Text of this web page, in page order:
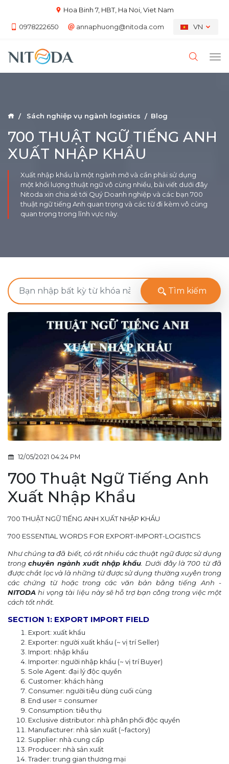
Hoa Binh 7, HBT, Ha Noi, Viet Nam
0978222650 annaphuong@nitoda.com VN
Sách nghiệp vụ ngành logistics Blog
700 THUẬT NGỮ TIẾNG ANH
XUẤT NHẬP KHẨU
Xuất nhập khẩu là một ngành mở và cần phải sử dụng
một khối lượng thuật ngữ vô cùng nhiều, bài viết dưới đây
Nitoda xin chia sẻ tới Quý Doanh nghiệp và các bạn 700
thuật ngữ tiếng Anh quan trọng và các từ đi kèm vô cùng
quan trọng trong lĩnh vực này.
Tìm kiếm
12/05/2021 04:24 PM
700 Thuật Ngữ Tiếng Anh
Xuất Nhập Khẩu
700 THUẬT NGỮ TIẾNG ANH XUẤT NHẬP KHẨU
700 ESSENTIAL WORDS FOR EXPORT-IMPORT-LOGISTICS
Như chúng ta đã biết, có rất nhiều các thuật ngữ được sử dụng
trongchuyên ngành xuất nhập khẩu . Dưới đây là 700 từ đã
được chắt lọc và là những từ được sử dụng thường xuyên trong
các chứng từ hoặc trong các văn bản bằng tiếng Anh -
NITODA hi vọng tài liệu này sẽ hỗ trợ bạn công trong việc một
cách tốt nhất.
SECTION 1: EXPORT IMPORT FIELD
Export: xuất khẩu
Exporter: người xuất khẩu (~ vị trí Seller)
Import: nhập khẩu
Importer: người nhập khẩu (~ vị trí Buyer)
Sole Agent: đại lý độc quyền
Customer: khách hàng
Consumer: người tiêu dùng cuối cùng
End user = consumer
Consumption: tiêu thụ
Exclusive distributor: nhà phân phối độc quyền
Manufacturer: nhà sản xuất (~factory)
Supplier: nhà cung cấp
Producer: nhà sản xuất
Trader: trung gian thương mại